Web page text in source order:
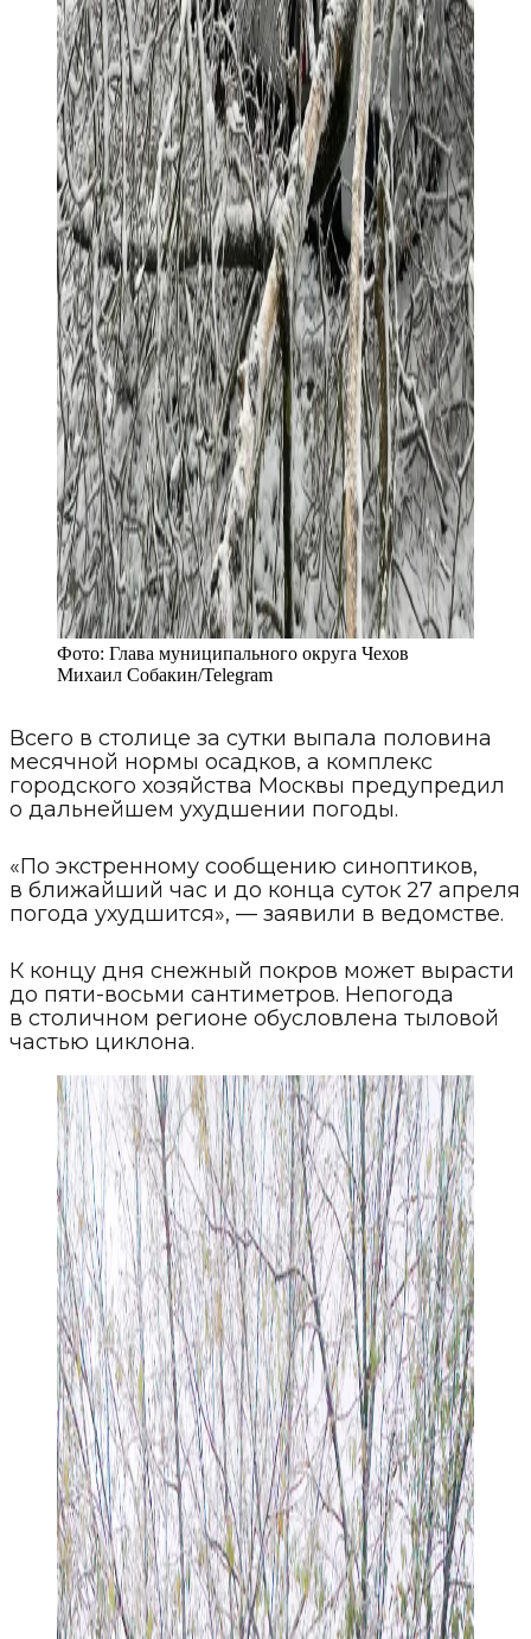
Фото: Глава муниципального округа Чехов
Михаил Собакин/Telegram
Всего в столице за сутки выпала половина
месячной нормы осадков, а комплекс
городского хозяйства Москвы предупредил
о дальнейшем ухудшении погоды.
«По экстренному сообщению синоптиков,
в ближайший час и до конца суток 27 апреля
погода ухудшится», — заявили в ведомстве.
К концу дня снежный покров может вырасти
до пяти-восьми сантиметров. Непогода
в столичном регионе обусловлена тыловой
частью циклона.